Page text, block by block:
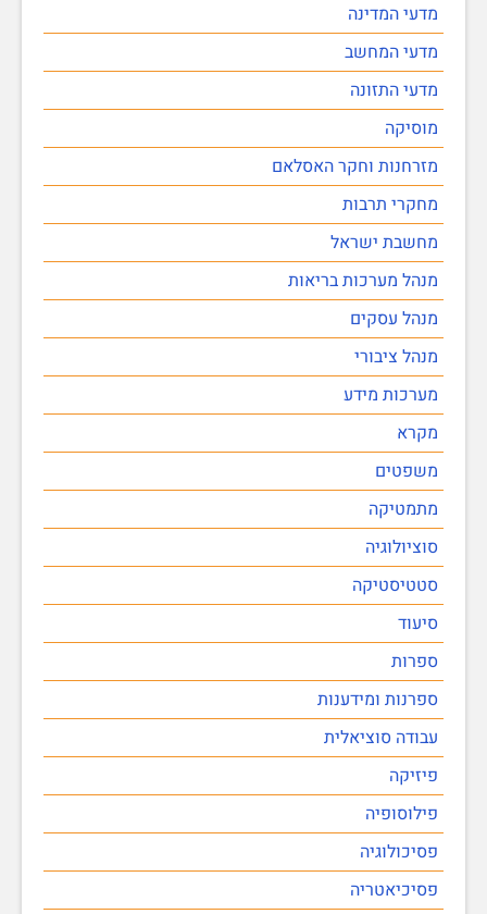
מדעי המדינה
מדעי המחשב
מדעי התזונה
מוסיקה
מזרחנות וחקר האסלאם
מחקרי תרבות
מחשבת ישראל
מנהל מערכות בריאות
מנהל עסקים
מנהל ציבורי
מערכות מידע
מקרא
משפטים
מתמטיקה
סוציולוגיה
סטטיסטיקה
סיעוד
ספרות
ספרנות ומידענות
עבודה סוציאלית
פיזיקה
פילוסופיה
פסיכולוגיה
פסיכיאטריה